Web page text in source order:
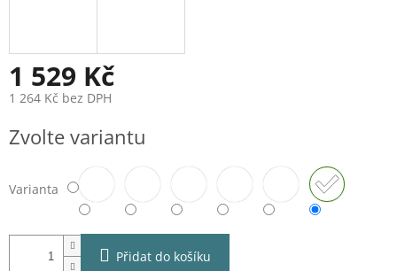
1 529 Kč
1 264 Kč bez DPH
cena:
Zvolte variantu
Varianta
Přidat do košíku